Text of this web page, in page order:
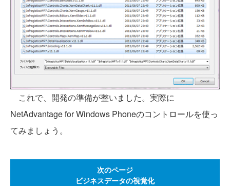
これで、開発の準備が整いました。実際に
NetAdvantage for Windows Phoneのコントロールを使っ
てみましょう。
次のページ
ビジネスデータの視覚化